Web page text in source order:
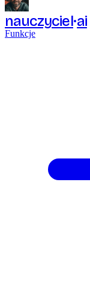
nauczyciel ai
Funkcje